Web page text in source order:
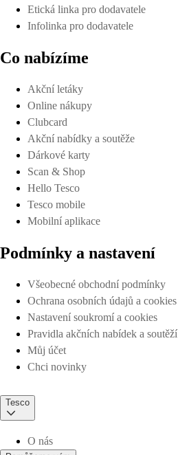
Etická linka pro dodavatele
Infolinka pro dodavatele
Co nabízíme
Akční letáky
Online nákupy
Clubcard
Akční nabídky a soutěže
Dárkové karty
Scan & Shop
Hello Tesco
Tesco mobile
Mobilní aplikace
Podmínky a nastavení
Všeobecné obchodní podmínky
Ochrana osobních údajů a cookies
Nastavení soukromí a cookies
Pravidla akčních nabídek a soutěží
Můj účet
Chci novinky
Tesco
O nás